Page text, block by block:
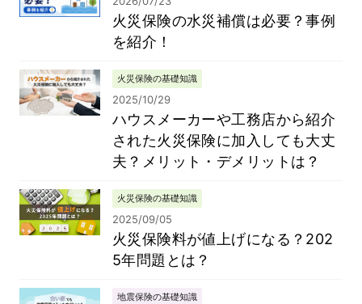
火災保険の水災補償は必要？事例
を紹介！
火災保険の基礎知識
2025/10/29
ハウスメーカーや工務店から紹介
された火災保険に加入しても大丈
夫？メリット・デメリットは？
火災保険の基礎知識
2025/09/05
火災保険料が値上げになる？202
5年問題とは？
地震保険の基礎知識